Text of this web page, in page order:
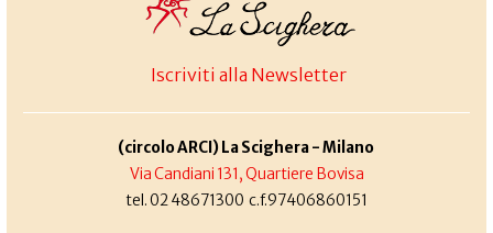
Iscriviti alla Newsletter
(circolo ARCI) La Scighera - Milano
Via Candiani 131, Quartiere Bovisa
tel. 02 48671300 c.f.97406860151